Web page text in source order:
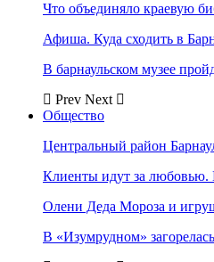
Что объединяло краевую
Афиша. Куда сходить в
В барнаульском музее
Prev Next
Общество
Центральный район
Клиенты идут за любовью.
Олени Деда Мороза и
В «Изумрудном»